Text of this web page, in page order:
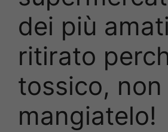
dei più amati
ritirato
tossico, non
mangiatelo!